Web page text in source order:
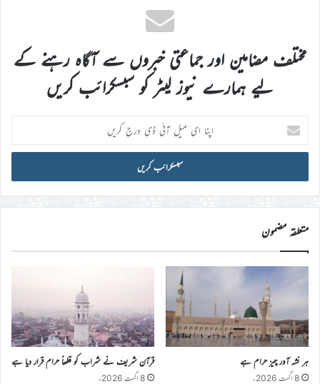
مختلف مضامین اور جماعتی خبروں سے آگاہ رہنے کے
لیے ہمارے نیوز لیٹر کو سبسکرائب کریں
اپنا
ای
میل
ڈی
درج
کریں
متعلقہ مضمون
ہر نشہ آور چیز حرام ہے
8 اگست 2026ء
قرآن شریف نے شراب کو قطعاً حرام قرار دیا ہے
8 اگست 2026ء